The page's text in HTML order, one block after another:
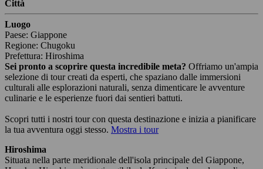
Città
Luogo
Paese: Giappone
Regione: Chugoku
Prefettura: Hiroshima
Sei pronto a scoprire questa incredibile meta? Offriamo un'ampia
selezione di tour creati da esperti, che spaziano dalle immersioni
culturali alle esplorazioni naturali, senza dimenticare le avventure
culinarie e le esperienze fuori dai sentieri battuti.
Scopri tutti i nostri tour con questa destinazione e inizia a pianificare
la tua avventura oggi stesso. Mostra i tour
Hiroshima
Situata nella parte meridionale dell'isola principale del Giappone,